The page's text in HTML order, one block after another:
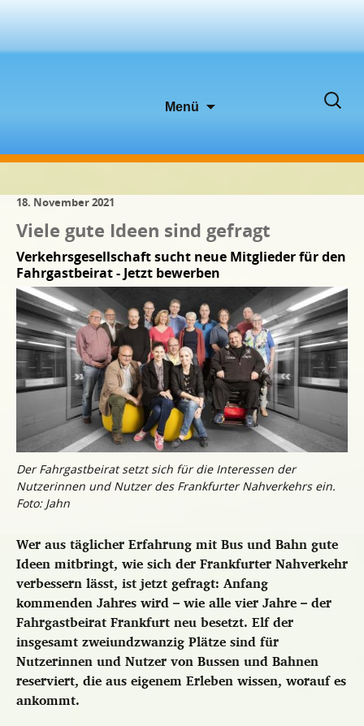
Menü
Suchen
18. November 2021
Viele gute Ideen sind gefragt
Verkehrsgesellschaft sucht neue Mitglieder für den
Fahrgastbeirat - Jetzt bewerben
Der Fahrgastbeirat setzt sich für die Interessen der
Nutzerinnen und Nutzer des Frankfurter Nahverkehrs ein.
Foto: Jahn
Wer aus täglicher Erfahrung mit Bus und Bahn gute
Ideen mitbringt, wie sich der Frankfurter Nahverkehr
verbessern lässt, ist jetzt gefragt: Anfang
kommenden Jahres wird – wie alle vier Jahre – der
Fahrgastbeirat Frankfurt neu besetzt. Elf der
insgesamt zweiundzwanzig Plätze sind für
Nutzerinnen und Nutzer von Bussen und Bahnen
reserviert, die aus eigenem Erleben wissen, worauf es
ankommt.